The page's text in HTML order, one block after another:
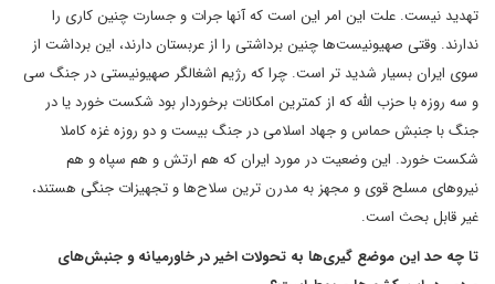
تهدید نیست. علت این امر این است که آنها جرات و جسارت چنین کاری را
ندارند. وقتی صهیونیست‌ها چنین برداشتی را از عربستان دارند، این برداشت از
سوی ایران بسیار شدید تر است. چرا که رژیم اشغالگر صهیونیستی در جنگ سی
و سه روزه با حزب الله که از کمترین امکانات برخوردار بود شکست خورد یا در
جنگ با جنبش حماس و جهاد اسلامی ‌در جنگ بیست و دو روزه غزه کاملا
شکست خورد. این وضعیت در مورد ایران که هم ارتش و هم سپاه و هم
نیروهای مسلح قوی و مجهز به مدرن ترین سلاح‌ها و تجهیزات جنگی هستند،
غیر قابل بحث است.
تا چه حد این موضع گیری‌ها به تحولات اخیر در خاورمیانه و جنبش‌های